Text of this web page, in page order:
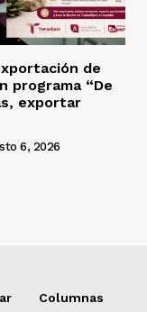
de
programa “De
exportar
6, 2026
Columnas